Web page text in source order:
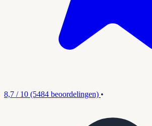
8,7 / 10 (5484 beoordelingen) •